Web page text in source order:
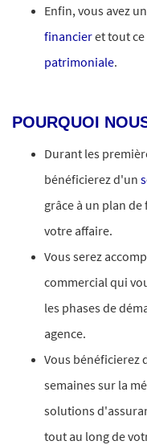
Enfin, vous avez
financieret tout
patrimoniale.
POURQUOI
Durant les
bénéficierez d'un
grâce à un plan
votre affaire.
Vous serez
commercial qui
les phases de
agence.
Vous bénéficierez
semaines sur la
solutions
tout au long de